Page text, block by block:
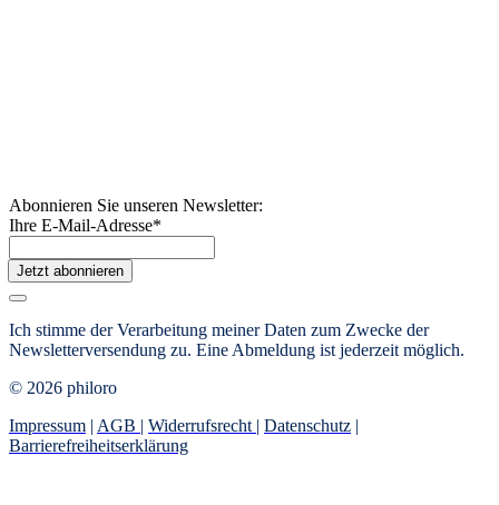
Abonnieren Sie unseren Newsletter:
Ihre E-Mail-Adresse*
Jetzt abonnieren
Ich stimme der Verarbeitung meiner Daten zum Zwecke der
Newsletterversendung zu. Eine Abmeldung ist jederzeit möglich.
© 2026 philoro
Impressum | AGB | Widerrufsrecht | Datenschutz |
Barrierefreiheitserklärung